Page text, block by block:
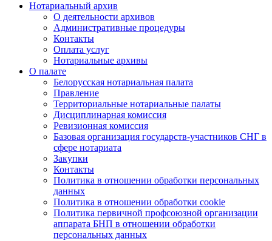
Нотариальный архив
О деятельности архивов
Административные процедуры
Контакты
Оплата услуг
Нотариальные архивы
О палате
Белорусская нотариальная палата
Правление
Территориальные нотариальные палаты
Дисциплинарная комиссия
Ревизионная комиссия
Базовая организация государств-участников СНГ в
сфере нотариата
Закупки
Контакты
Политика в отношении обработки персональных
данных
Политика в отношении обработки cookie
Политика первичной профсоюзной организации
аппарата БНП в отношении обработки
персональных данных